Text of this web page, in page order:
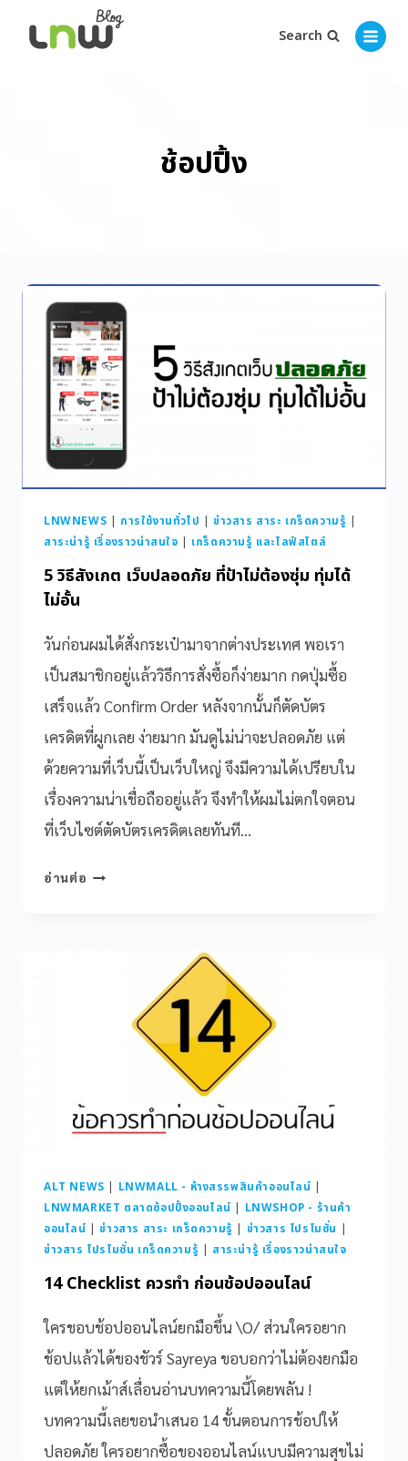
Search
ช้อปปิ้ง
LNWNEWS | การใช้งานทั่วไป | ข่าวสาร สาระ เกร็ดความรู้ |
สาระน่ารู้ เรื่องราวน่าสนใจ | เกร็ดความรู้ และไลฟ์สไตล์
5 วิธีสังเกต เว็บปลอดภัย ที่ป้าไม่ต้องซุ่ม ทุ่มได้
ไม่อั้น
วันก่อนผมได้สั่งกระเป๋ามาจากต่างประเทศ พอเรา
เป็นสมาชิกอยู่แล้ววิธีการสั่งซื้อก็ง่ายมาก กดปุ่มซื้อ
เสร็จแล้ว Confirm Order หลังจากนั้นก็ตัดบัตร
เครดิตที่ผูกเลย ง่ายมาก มันดูไม่น่าจะปลอดภัย แต่
ด้วยความที่เว็บนี้เป็นเว็บใหญ่ จึงมีความได้เปรียบใน
เรื่องความน่าเชื่อถืออยู่แล้ว จึงทำให้ผมไม่ตกใจตอน
ที่เว็บไซต์ตัดบัตรเครดิตเลยทันที…
อ่านต่อ
ALT NEWS | LNWMALL - ห้างสรรพสินค้าออนไลน์ |
LNWMARKET ตลาดช้อปปิ้งออนไลน์ | LNWSHOP - ร้านค้า
ออนไลน์ |ข่าวสาร สาระ เกร็ดความรู้ | ข่าวสาร โปรโมชั่น |
ข่าวสาร โปรโมชั่น เกร็ดความรู้ | สาระน่ารู้ เรื่องราวน่าสนใจ
14 Checklist ควรทำ ก่อนช้อปออนไลน์
ใครชอบช้อปออนไลน์ยกมือขึ้น \O/ ส่วนใครอยาก
ช้อปแล้วได้ของชัวร์ Sayreya ขอบอกว่าไม่ต้องยกมือ
แต่ให้ยกเม้าส์เลื่อนอ่านบทความนี้โดยพลัน !
บทความนี้เลยขอนำเสนอ 14 ขั้นตอนการช้อปให้
ปลอดภัย ใครอยากซื้อของออนไลน์แบบมีความสุขไม่